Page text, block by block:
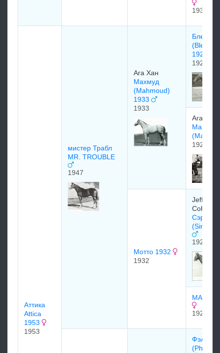
1934
Аттика
Attica
1953
1953
мистер Трабл
MR. TROUBLE
1947
Ага Хан
Махмуд
(Mahmoud)
1933
1933
1927)
1927
Ага Хан
Маx
(Mah
1928
Мотто 1932
1932
Cohn
Сэр
(Sir
1920
1925
Фэларис